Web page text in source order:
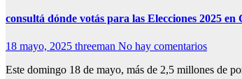
consultá dónde votás para las Elecciones 2025 en
18 mayo, 2025 threeman No hay comentarios
Este domingo 18 de mayo, más de 2,5 millones de